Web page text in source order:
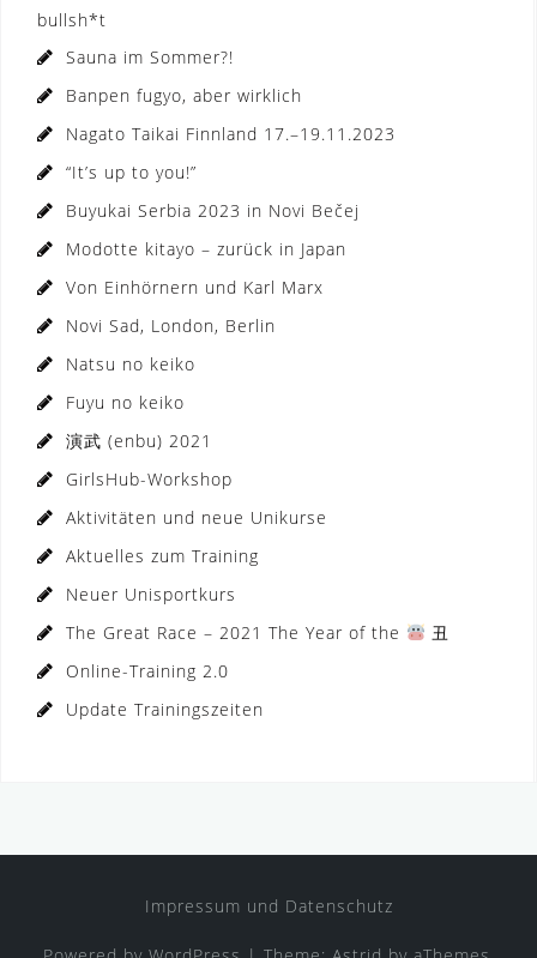
bullsh*t
Sauna im Sommer?!
Banpen fugyo, aber wirklich
Nagato Taikai Finnland 17.–19.11.2023
“It’s up to you!”
Buyukai Serbia 2023 in Novi Bečej
Modotte kitayo – zurück in Japan
Von Einhörnern und Karl Marx
Novi Sad, London, Berlin
Natsu no keiko
Fuyu no keiko
演武 (enbu) 2021
GirlsHub-Workshop
Aktivitäten und neue Unikurse
Aktuelles zum Training
Neuer Unisportkurs
The Great Race – 2021 The Year of the
丑
Online-Training 2.0
Update Trainingszeiten
Impressum und Datenschutz